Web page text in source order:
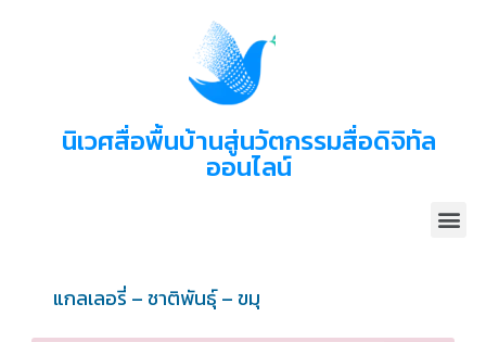
นิเวศสื่อพื้นบ้านสู่นวัตกรรมสื่อดิจิทัล
ออนไลน์
แกลเลอรี่ – ชาติพันธุ์ – ขมุ